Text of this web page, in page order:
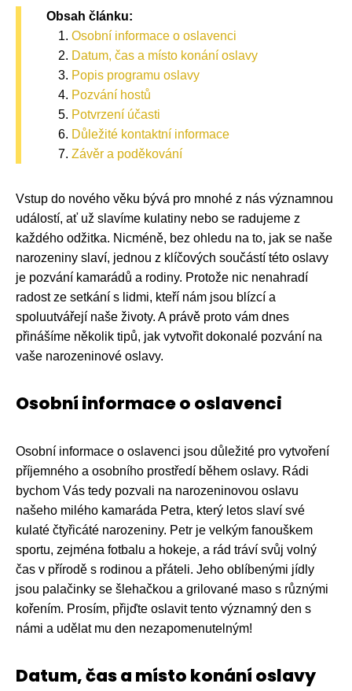
Obsah článku:
Osobní informace o oslavenci
Datum, čas a místo konání oslavy
Popis programu oslavy
Pozvání hostů
Potvrzení účasti
Důležité kontaktní informace
Závěr a poděkování
Vstup do nového věku bývá pro mnohé z nás významnou
událostí, ať už slavíme kulatiny nebo se radujeme z
každého odžitka. Nicméně, bez ohledu na to, jak se naše
narozeniny slaví, jednou z klíčových součástí této oslavy
je pozvání kamarádů a rodiny. Protože nic nenahradí
radost ze setkání s lidmi, kteří nám jsou blízcí a
spoluutvářejí naše životy. A právě proto vám dnes
přinášíme několik tipů, jak vytvořit dokonalé pozvání na
vaše narozeninové oslavy.
Osobní informace o oslavenci
Osobní informace o oslavenci jsou důležité pro vytvoření
příjemného a osobního prostředí během oslavy. Rádi
bychom Vás tedy pozvali na narozeninovou oslavu
našeho milého kamaráda Petra, který letos slaví své
kulaté čtyřicáté narozeniny. Petr je velkým fanouškem
sportu, zejména fotbalu a hokeje, a rád tráví svůj volný
čas v přírodě s rodinou a přáteli. Jeho oblíbenými jídly
jsou palačinky se šlehačkou a grilované maso s různými
kořením. Prosím, přijďte oslavit tento významný den s
námi a udělat mu den nezapomenutelným!
Datum, čas a místo konání oslavy